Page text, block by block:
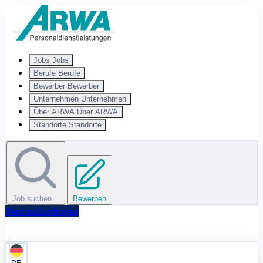
Zum Hauptinhalt springen
Jobs Jobs
Berufe Berufe
Bewerber Bewerber
Unternehmen Unternehmen
Über ARWA Über ARWA
Standorte Standorte
Job suchen… Bewerben
Personal anfragen